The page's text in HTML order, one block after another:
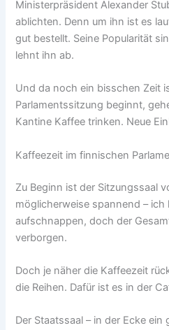
Ministerpräsident Alexander
ablichten. Denn um ihn ist es
gut bestellt. Seine Popularität
lehnt ihn ab.
Und da noch ein bisschen Zeit
Parlamentssitzung beginnt,
Kantine Kaffee trinken. Neue
Kaffeezeit im finnischen
Zu Beginn ist der Sitzungssaal
möglicherweise spannend – ich
aufschnappen, doch der
verborgen.
Doch je näher die Kaffeezeit
die Reihen. Dafür ist es in der
Der Staatssaal – in der Ecke